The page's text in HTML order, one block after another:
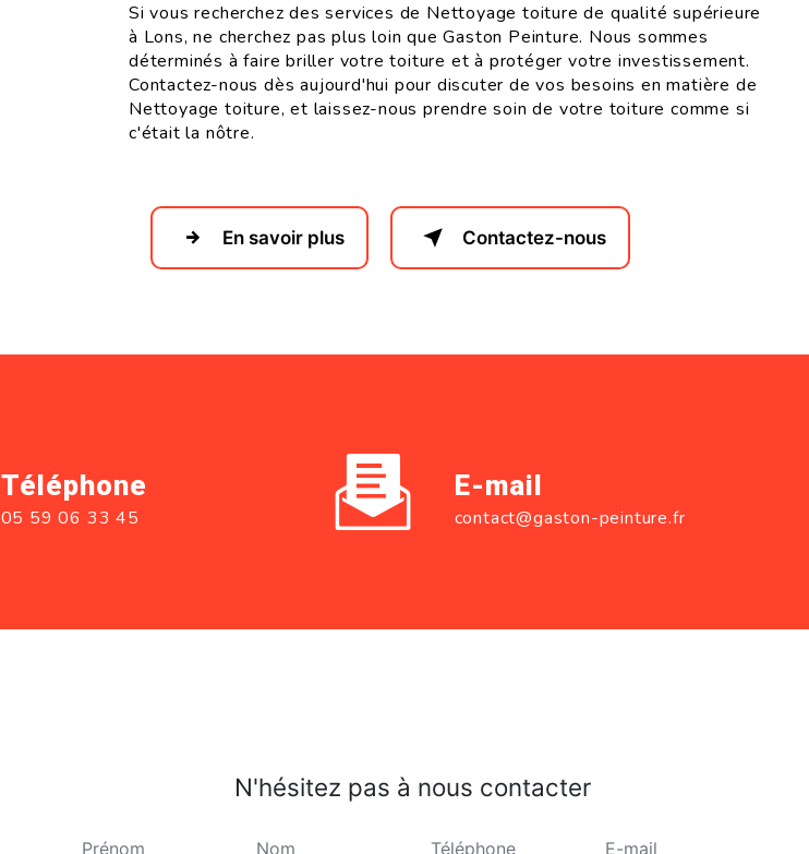
Si vous recherchez des services de Nettoyage toiture de qualité supérieure
à Lons, ne cherchez pas plus loin que Gaston Peinture. Nous sommes
déterminés à faire briller votre toiture et à protéger votre investissement.
Contactez-nous dès aujourd'hui pour discuter de vos besoins en matière de
Nettoyage toiture, et laissez-nous prendre soin de votre toiture comme si
c'était la nôtre.
En savoir plus Contactez-nous
Téléphone
05 59 06 33 45
E-mail
contact@gaston-peinture.fr
N'hésitez pas à nous contacter